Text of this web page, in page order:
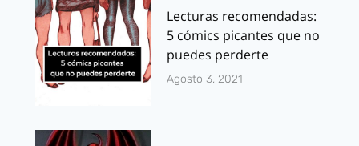
Lecturas recomendadas:
5 cómics picantes que no
puedes perderte
Agosto 3, 2021